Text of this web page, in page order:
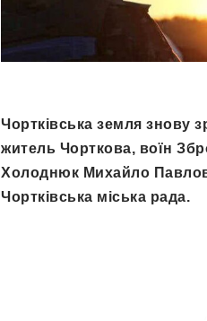
Чортківська земля знову
житель Чорткова, воїн
Холоднюк Михайло
Чортківська міська рада.